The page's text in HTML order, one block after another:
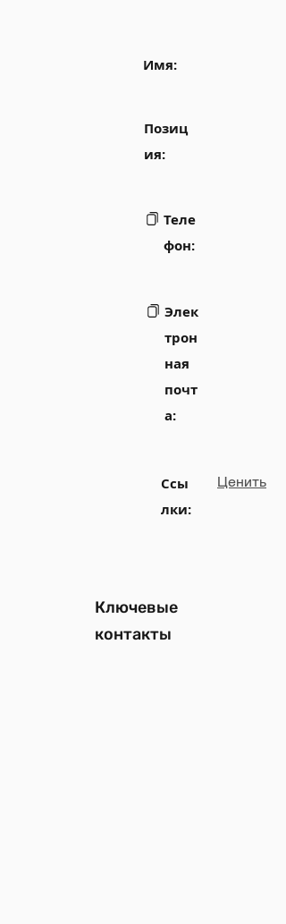
Имя:
Позиц
ия:
Теле
фон:
Элек
трон
ная
почт
а:
Ссы
лки:
Ценить
Ключевые
контакты